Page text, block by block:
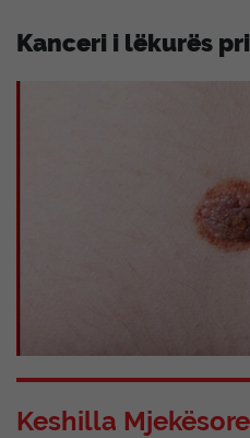
Kanceri i lëkurës
Keshilla Mjekësore